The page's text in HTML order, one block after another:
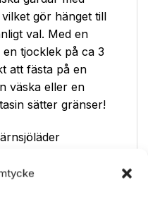
gör hänget till
val. Med en
tjocklek på ca 3
att fästa på en
väska eller en
sätter gränser!